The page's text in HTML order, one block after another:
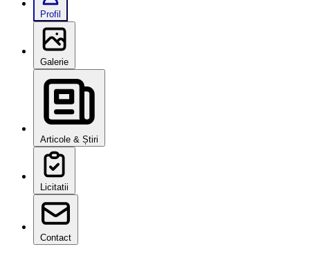
Profil
Galerie
Articole & Știri
Licitatii
Contact